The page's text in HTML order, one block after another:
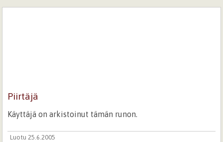
Piirtäjä
Käyttäjä on arkistoinut tämän runon.
Luotu 25.6.2005